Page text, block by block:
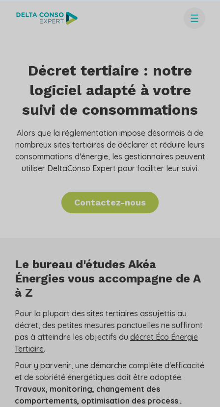
Décret tertiaire : notre
logiciel adapté à votre
suivi de consommations
Alors que la réglementation impose désormais à de
nombreux sites tertiaires de déclarer et réduire leurs
consommations d'énergie, les gestionnaires peuvent
utiliser DeltaConso Expert pour faciliter leur suivi.
Contactez-nous
Le bureau d'études Akéa
Énergies vous accompagne de A
à Z
Pour la plupart des sites tertiaires assujettis au
décret, des petites mesures ponctuelles ne suffiront
pas à atteindre les objectifs du décret Éco Énergie
Tertiaire.
Pour y parvenir, une démarche complète d'efficacité
et de sobriété énergétiques doit être adoptée.
Travaux, monitoring, changement des
comportements, optimisation des process...